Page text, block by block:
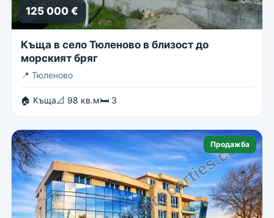
125 000 €
Къща в село Тюленово в близост до
морският бряг
📍 Тюленово
🏠 Къща📐 98 кв.м🛏 3
Продажба